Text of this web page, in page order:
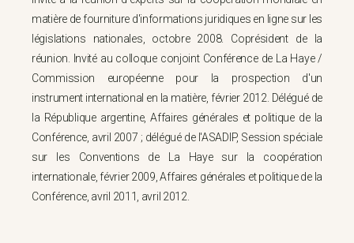
matière de fourniture d'informations juridiques en ligne sur les
législations nationales, octobre 2008. Coprésident de la
réunion. Invité au colloque conjoint Conférence de La Haye /
Commission européenne pour la prospection d'un
instrument international en la matière, février 2012. Délégué de
la République argentine, Affaires générales et politique de la
Conférence, avril 2007 ; délégué de l'ASADIP, Session spéciale
sur les Conventions de La Haye sur la coopération
internationale, février 2009, Affaires générales et politique de la
Conférence, avril 2011, avril 2012.